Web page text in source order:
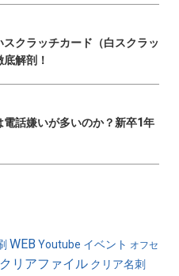
クラッチカード（白スクラッ
解剖！
電話嫌いが多いのか？新卒1年
WEB Youtube イベント オフセ
クリアファイル クリア名刺